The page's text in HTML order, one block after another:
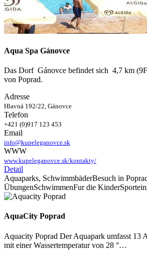
Aqua Spa Gánovce
Das Dorf Gánovce befindet sich 4,7 km
von Poprad.
Adresse
Hlavná 192/22, Gánovce
Telefon
+421 (0)917 123 453
Email
info@kupeleganovce.sk
WWW
www.kupeleganovce.sk/kontakty/
Detail
Aquaparks, SchwimmbäderBesuch in
ÜbungenSchwimmenFur die Kinder
AquaCity Poprad
Aquacity Poprad Der Aquapark umfasst 13
mit einer Wassertemperatur von 28 °…